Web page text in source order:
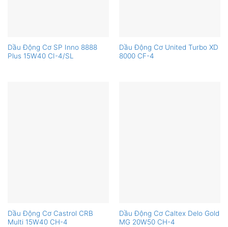
Dầu Động Cơ SP Inno 8888
Plus 15W40 CI-4/SL
Dầu Động Cơ United Turbo XD
8000 CF-4
Dầu Động Cơ Castrol CRB
Multi 15W40 CH-4
Dầu Động Cơ Caltex Delo Gold
MG 20W50 CH-4